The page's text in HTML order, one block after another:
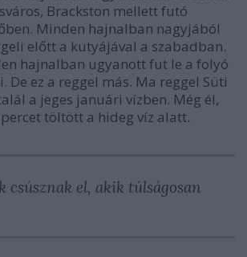
Brackston mellett futó
Minden hajnalban nagyjából
előtt a kutyájával a szabadban.
hajnalban ugyanott fut le a folyó
De ez a reggel más. Ma reggel Süti
a jeges januári vízben. Még él,
töltött a hideg víz alatt.
csúsznak el, akik túlságosan